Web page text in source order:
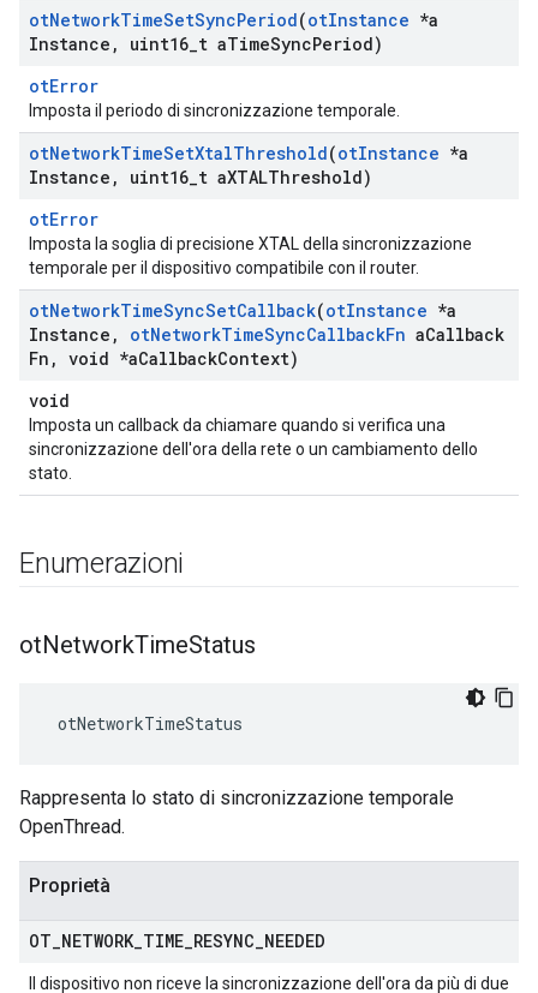
otNetworkTimeSetSyncPeriod(otInstance *a
Instance , uint16 t aTimeSyncPeriod)
otError
Imposta il periodo di sincronizzazione temporale.
otNetworkTimeSetXtalThreshold(otInstance *a
Instance , uint16 t aXTALThreshold)
otError
Imposta la soglia di precisione XTAL della sincronizzazione
temporale per il dispositivo compatibile con il router.
otNetworkTimeSyncSetCallback(otInstance *a
Instance , otNetworkTimeSyncCallbackFn aCallback
Fn , void *aCallbackContext)
void
Imposta un callback da chiamare quando si verifica una
sincronizzazione dell'ora della rete o un cambiamento dello
stato.
Enumerazioni
otNetworkTimeStatus
otNetworkTimeStatus
Rappresenta lo stato di sincronizzazione temporale
OpenThread.
Proprietà
OT NETWORK_ TIME RESYNC NEEDED
Il dispositivo non riceve la sincronizzazione dell'ora da più di due